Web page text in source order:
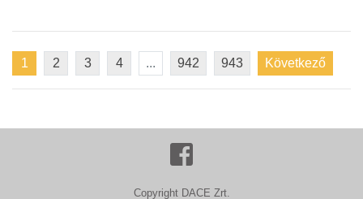
1 2 3 4 ... 942 943 Következő
Copyright DACE Zrt.